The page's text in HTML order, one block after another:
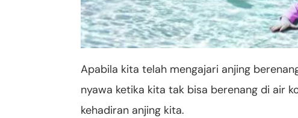
Apabila kita telah mengajari anjing
nyawa ketika kita tak bisa berenang di air
kehadiran anjing kita.